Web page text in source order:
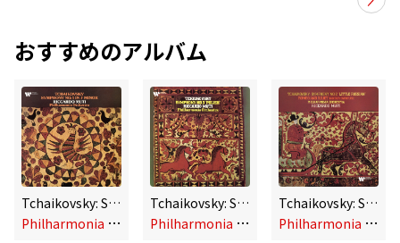
おすすめのアルバム
Tchaikovsky: Symphony No. 4 in F Minor, Op. 36
P
hilharmonia Orchestra, Riccardo Muti
Tchaikovsky: Symphony No. 3 in D Major, Op. 29 "Polish"
P
hilharmonia Orchestra, Riccardo Muti
Tchaikovsky: Symphony No. 2 in C Minor, Op. 17 "Little Russian" & Romeo and Juliet
P
hilharmonia Orchestra, Riccardo Muti